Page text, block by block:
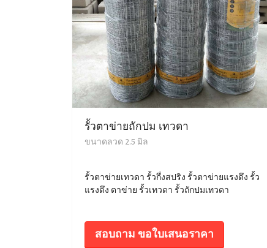
รั้วตาข่ายถักปม เทวดา
ขนาดลวด 2.5 มิล
รั้วตาข่ายเทวดา รั้วกึ่งสปริง รั้วตาข่ายแรงดึง รั้ว
แรงดึง ตาข่าย รั้วเทวดา รั้วถักปมเทวดา
สอบถาม ขอใบเสนอราคา